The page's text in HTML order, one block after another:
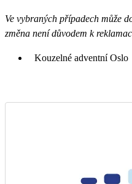
Ve vybraných případech může
změna není důvodem k
Kouzelné adventní Oslo